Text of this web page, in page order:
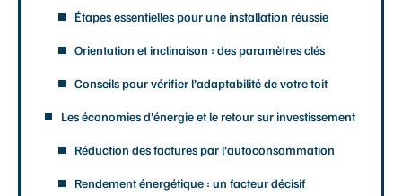
Étapes essentielles pour une installation réussie
Orientation et inclinaison : des paramètres clés
Conseils pour vérifier l’adaptabilité de votre toit
Les économies d’énergie et le retour sur investissement
Réduction des factures par l’autoconsommation
Rendement énergétique : un facteur décisif